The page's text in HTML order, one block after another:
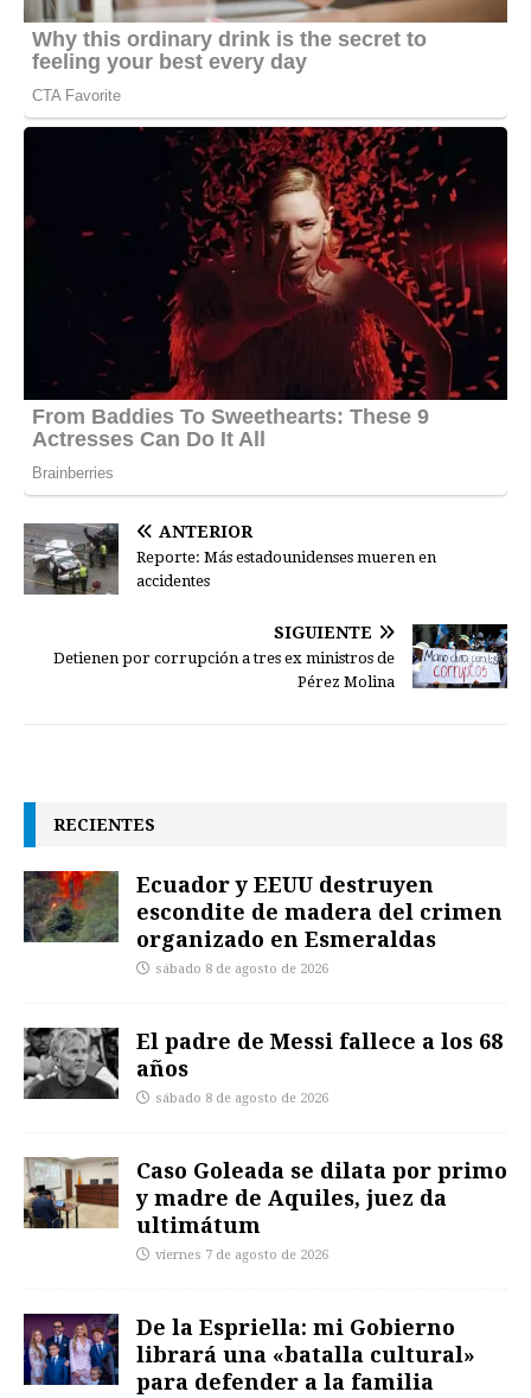
ANTERIOR
Reporte: Más estadounidenses mueren en
accidentes
SIGUIENTE
Detienen por corrupción a tres ex ministros de
Pérez Molina
RECIENTES
Ecuador y EEUU destruyen
escondite de madera del crimen
organizado en Esmeraldas
sábado 8 de agosto de 2026
El padre de Messi fallece a los 68
años
sábado 8 de agosto de 2026
Caso Goleada se dilata por primo
y madre de Aquiles, juez da
ultimátum
viernes 7 de agosto de 2026
De la Espriella: mi Gobierno
librará una «batalla cultural»
para defender a la familia